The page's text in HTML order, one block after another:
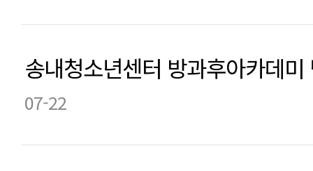
송내청소년센터 방과후아카데
07-22